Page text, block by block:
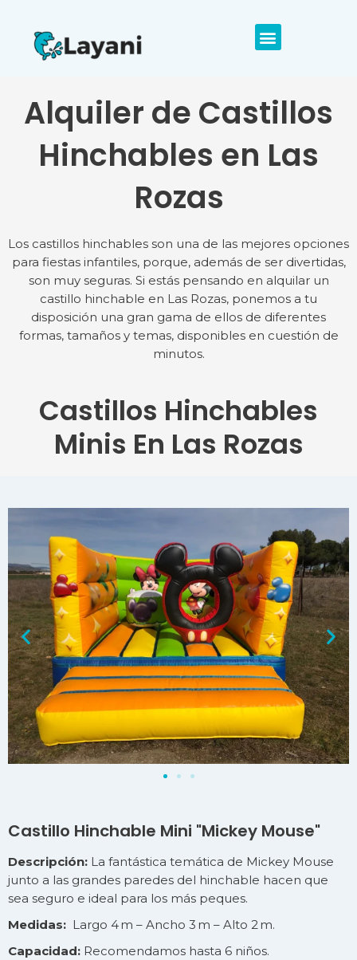
Alquiler de Castillos
Hinchables en Las
Rozas
Los castillos hinchables son una de las mejores opciones
para fiestas infantiles, porque, además de ser divertidas,
son muy seguras. Si estás pensando en alquilar un
castillo hinchable en Las Rozas, ponemos a tu
disposición una gran gama de ellos de diferentes
formas, tamaños y temas, disponibles en cuestión de
minutos.
Castillos Hinchables
Minis En Las Rozas
Castillo Hinchable Mini "Mickey Mouse"
Descripción: La fantástica temática de Mickey Mouse
junto a las grandes paredes del hinchable hacen que
sea seguro e ideal para los más peques.
Medidas: Largo 4 m – Ancho 3 m – Alto 2 m.
Capacidad: Recomendamos hasta 6 niños.